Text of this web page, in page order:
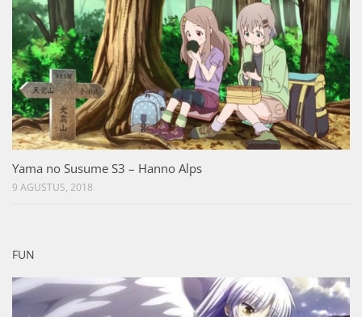
Yama no Susume S3 – Hanno Alps
9 AGUSTUS, 2018
FUN